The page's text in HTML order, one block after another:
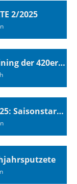
2/2025
Zwei 420er der JUGA beim Opentraining der 420er Association in Sisikon
SSL Challenge League UPDATE 1/2025: Saisonstart am Bielersee